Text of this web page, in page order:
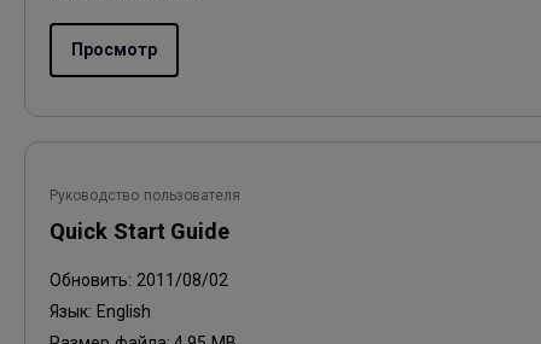
Просмотр
Руководство пользователя
Quick Start Guide
Обновить: 2011/08/02
Язык: English